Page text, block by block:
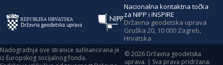
Nacionalna kontaktna točka
za NIPP i INSPIRE
Državna geodetska uprava
Gruška 20, 10 000 Zagreb,
Hrvatska
Nadogradnja ove stranice sufinancirana je
iz Europskog socijalnog fonda.
©2026 Državna geodetska
uprava. | Sva prava pridržana.